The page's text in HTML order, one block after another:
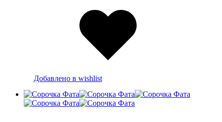
Добавлено в wishlist